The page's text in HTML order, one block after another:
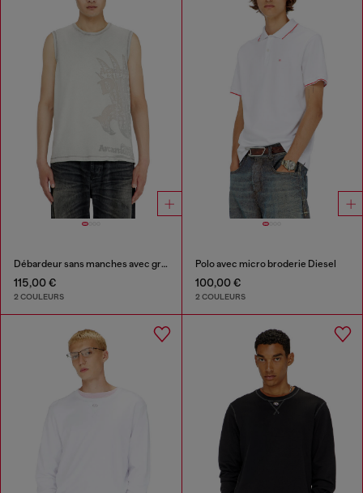
Débardeur sans manches avec graphismes embossés
115,00 €
2 COULEURS
Polo avec micro broderie Diesel
100,00 €
2 COULEURS